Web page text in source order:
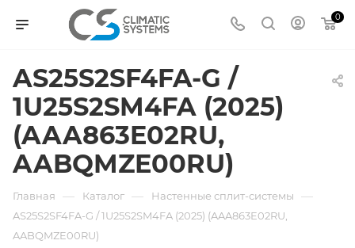
0
AS25S2SF4FA-G /
1U25S2SM4FA (2025)
(AAA863E02RU,
AABQMZE00RU)
Главная — Каталог — Настенные сплит-системы —
AS25S2SF4FA-G / 1U25S2SM4FA (2025) (AAA863E02RU,
AABQMZE00RU)